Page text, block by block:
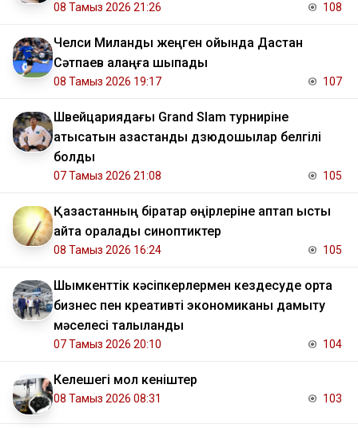
08 Тамыз 2026 21:26 108
Челси Миланды жеңген ойында Дастан
Сәтпаев алаңға шықпады
08 Тамыз 2026 19:17 107
Швейцариядағы Grand Slam турниріне
қатысатын қазақстандық дзюдошылар белгілі
болды
07 Тамыз 2026 21:08 105
Қазақстанның бірқатар өңірлеріне аптап ыстық
қайта оралады синоптиктер
08 Тамыз 2026 16:24 105
Шымкенттік кәсіпкерлермен кездесуде орта
бизнес пен креативті экономиканы дамыту
мәселесі талқыланды
07 Тамыз 2026 20:10 104
Келешегі мол кеніштер
08 Тамыз 2026 08:31 103